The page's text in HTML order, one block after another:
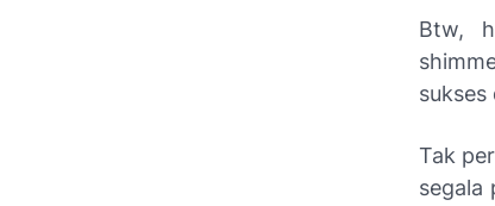
Btw,
sukses
Tak
segala